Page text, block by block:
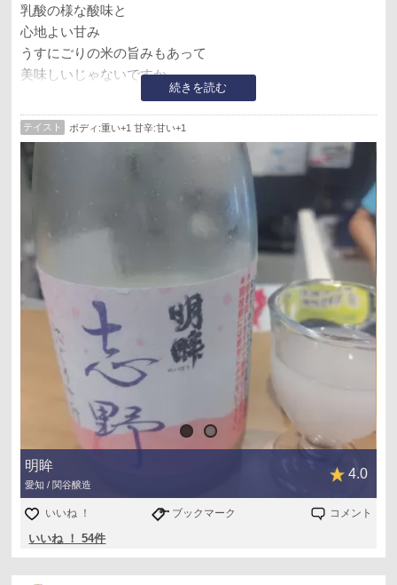
続きを読む
乳酸の様な酸味と
心地よい甘み
うすにごりの米の旨みもあって
美味しいじゃないですか
おおたけさんで角打ち
昼から飲むの最高です
テイスト ボディ:重い+1 甘辛:甘い+1
明眸
愛知 / 関谷醸造
4.0
いいね ！ ブックマーク コメント
いいね ！ 54件